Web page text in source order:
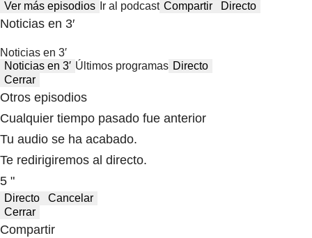
Ver más episodios Ir al podcast Compartir Directo
Noticias en 3′
Noticias en 3′
Noticias en 3′ Últimos programas Directo
Cerrar
Otros episodios
Cualquier tiempo pasado fue anterior
Tu audio se ha acabado.
Te redirigiremos al directo.
5 "
Directo
Cancelar
Cerrar
Compartir